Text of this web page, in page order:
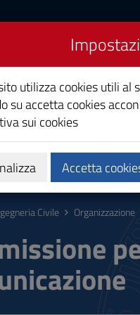
Calendari e orari
Civile Organizzazione
utilizza cookies utili al
su accetta cookies
sui cookies
Accetta